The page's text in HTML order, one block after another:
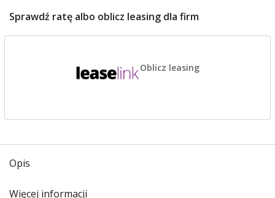
Sprawdź ratę albo oblicz leasing dla firm
Oblicz leasing
Opis
Więcej informacji